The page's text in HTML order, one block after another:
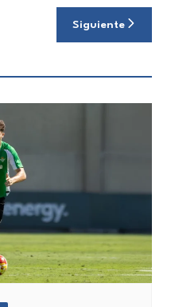
Siguiente